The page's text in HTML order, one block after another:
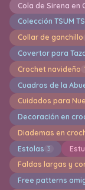
Cola de Sirena en
Colección TSUM
Collar de ganchillo
Covertor para
Crochet navideño
Cuadros de la
Cuidados para
Decoración en
Diademas en
Estolas 3
Faldas largas y
Free patterns